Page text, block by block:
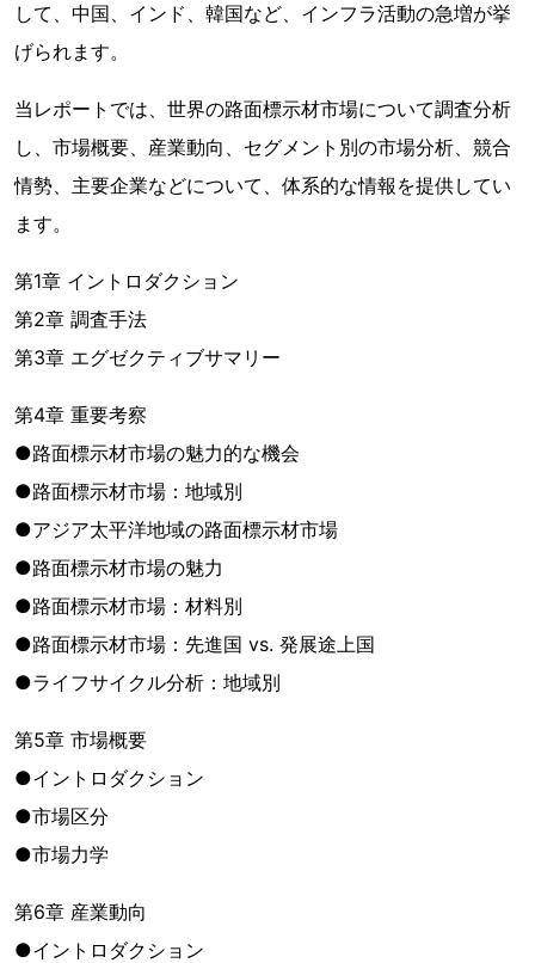
して、中国、インド、韓国など、インフラ活動の急増が挙
げられます。
当レポートでは、世界の路面標示材市場について調査分析
し、市場概要、産業動向、セグメント別の市場分析、競合
情勢、主要企業などについて、体系的な情報を提供してい
ます。
第1章 イントロダクション
第2章 調査手法
第3章 エグゼクティブサマリー
第4章 重要考察
●路面標示材市場の魅力的な機会
●路面標示材市場：地域別
●アジア太平洋地域の路面標示材市場
●路面標示材市場の魅力
●路面標示材市場：材料別
●路面標示材市場：先進国 vs. 発展途上国
●ライフサイクル分析：地域別
第5章 市場概要
●イントロダクション
●市場区分
●市場力学
第6章 産業動向
●イントロダクション